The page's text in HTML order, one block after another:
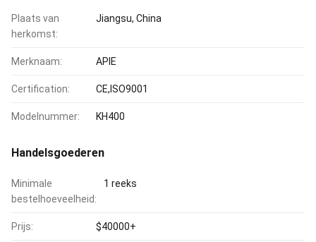
Plaats van
herkomst:
Jiangsu, China
Merknaam: APIE
Certification: CE,ISO9001
Modelnummer: KH400
Handelsgoederen
Minimale
bestelhoeveelheid:
1 reeks
Prijs: $40000+